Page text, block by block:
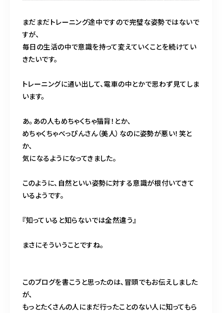
まだまだトレーニング途中ですので完璧な姿勢ではないで
すが、
毎日の生活の中で意識を持って変えていくことを続けてい
きたいです。
トレーニングに通い出して、電車の中とかで思わず見てしま
います。
あ。あの人もめちゃくちゃ猫背！とか、
めちゃくちゃべっぴんさん（美人）なのに姿勢が悪い！笑と
か、
気になるようになってきました。
このように、自然といい姿勢に対する意識が根付いてきて
いるようです。
『知っていると知らないでは全然違う』
まさにそういうことですね。
このブログを書こうと思ったのは、冒頭でもお伝えしました
が、
もっとたくさんの人にまだ行ったことのない人に知ってもら